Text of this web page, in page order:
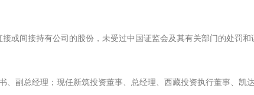
间接持有公司的股份，未受过中国证监会及其有关部门的处罚和
副总经理；现任新筑投资董事、总经理、西藏投资执行董事、凯